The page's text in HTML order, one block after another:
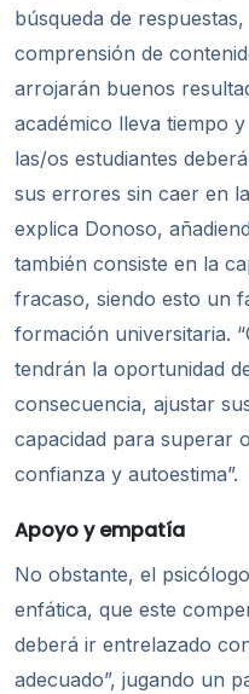
búsqueda de
comprensión de
arrojarán buenos
académico lleva tiempo
las/os estudiantes
sus errores sin caer en
explica Donoso,
también consiste en la
fracaso, siendo esto un
formación universitaria.
tendrán la oportunidad
consecuencia, ajustar
capacidad para superar
confianza y autoestima”.
Apoyo y empatía
No obstante, el
enfática, que este
deberá ir entrelazado
adecuado”, jugando un